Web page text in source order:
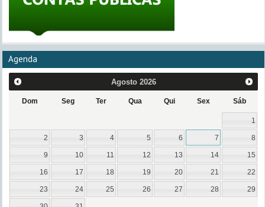
Agenda
Agosto 2026
Dom Seg Ter Qua Qui Sex Sáb
1
2 3 4 5 6 7 8
9 10 11 12 13 14 15
16 17 18 19 20 21 22
23 24 25 26 27 28 29